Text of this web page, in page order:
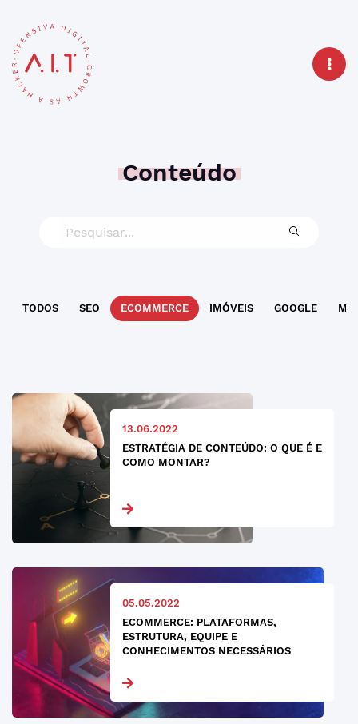
Conteúdo
TODOS SEO ECOMMERCE IMÓVEIS GOOGLE
13.06.2022
ESTRATÉGIA DE CONTEÚDO: O QUE É E
COMO MONTAR?
05.05.2022
ECOMMERCE: PLATAFORMAS,
ESTRUTURA, EQUIPE E
CONHECIMENTOS NECESSÁRIOS